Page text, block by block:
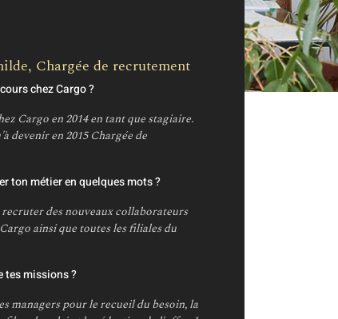
Chargée de recrutement
chez Cargo ?
Cargo en 2014 en tant que stagiaire.
devenir en 2015 Chargée de
ton métier en quelques mots ?
recruter des nouveaux collaborateurs
ainsi que toutes les filiales du
tes missions ?
managers pour le recueil du besoin, la